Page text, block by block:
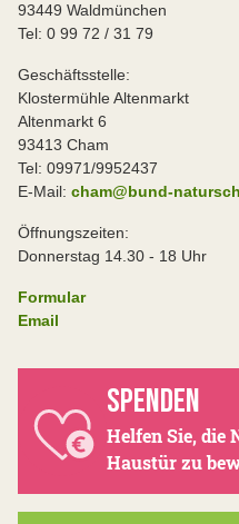
93449 Waldmünchen
Tel: 0 99 72 / 31 79
Geschäftsstelle:
Klostermühle Altenmarkt
Altenmarkt 6
93413 Cham
Tel: 09971/9952437
E-Mail: cham@bund-
Öffnungszeiten:
Donnerstag 14.30 - 18 Uhr
Formular
Email
SPENDEN
Helfen Sie, die
Haustür zu